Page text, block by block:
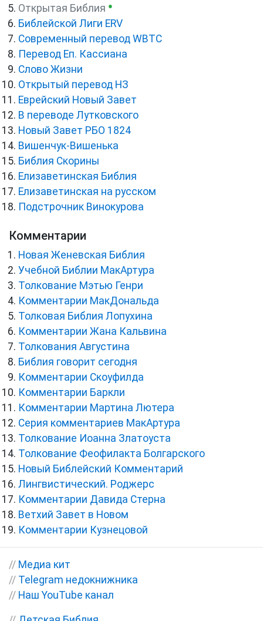
Открытая Библия ●
Библейской Лиги ERV
Cовременный перевод WBTC
Перевод Еп. Кассиана
Слово Жизни
Открытый перевод НЗ
Еврейский Новый Завет
В переводе Лутковского
Новый Завет РБО 1824
Вишенчук-Вишенька
Библия Скорины
Елизаветинская Библия
Елизаветинская на русском
Подстрочник Винокурова
Комментарии
Новая Женевская Библия
Учебной Библии МакАртура
Толкование Мэтью Генри
Комментарии МакДональда
Толковая Библия Лопухина
Комментарии Жана Кальвина
Толкования Августина
Библия говорит сегодня
Комментарии Скоуфилда
Комментарии Баркли
Комментарии Мартина Лютера
Серия комментариев МакАртура
Толкование Иоанна Златоуста
Толкование Феофилакта Болгарского
Новый Библейский Комментарий
Лингвистический. Роджерс
Комментарии Давида Стерна
Ветхий Завет в Новом
Комментарии Кузнецовой
// Медиа кит
// Telegram недокнижника
// Наш YouTube канал